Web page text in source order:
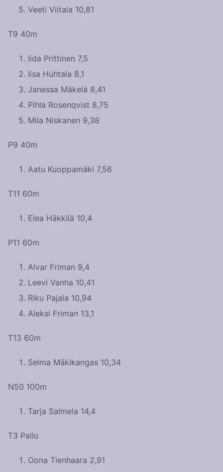
Veeti Viitala 10,81
T9 40m
Iida Prittinen 7,5
Iisa Huhtala 8,1
Janessa Mäkelä 8,41
Pihla Rosenqvist 8,75
Mila Niskanen 9,38
P9 40m
Aatu Kuoppamäki 7,56
T11 60m
Elea Häkkilä 10,4
P11 60m
Alvar Friman 9,4
Leevi Vanha 10,41
Riku Pajala 10,94
Aleksi Friman 13,1
T13 60m
Selma Mäkikangas 10,34
N50 100m
Tarja Salmela 14,4
T3 Pallo
Oona Tienhaara 2,91